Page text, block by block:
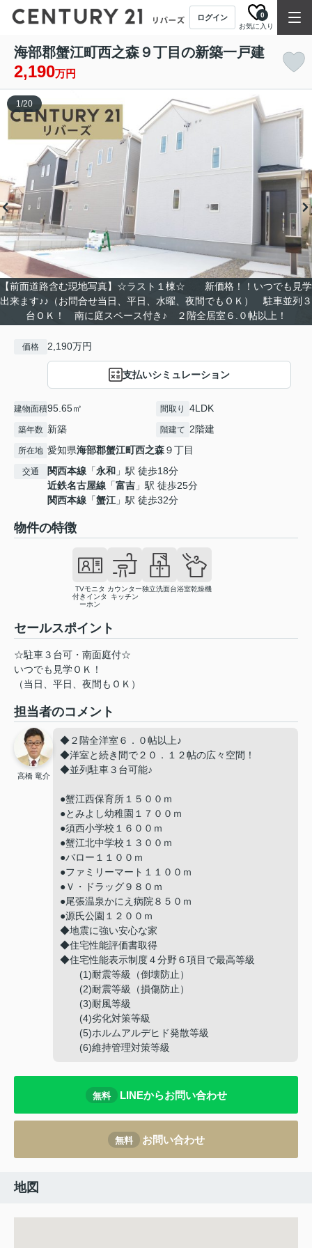
ログイン
お気に入り
0
海部郡蟹江町西之森９丁目の新築一戸建
2,190万円
【前面道路含む現地写真】☆ラスト１棟☆ 新価格！！いつでも見学
出来ます♪♪（お問合せ当日、平日、水曜、夜間でもＯＫ） 駐車並列３
台ＯＫ！ 南に庭スペース付き♪ ２階全居室６.０帖以上！
1/20
価格 2,190万円
支払いシミュレーション
建物面積95.65㎡ 間取り 4LDK
築年数 新築 階建て 2階建
所在地 愛知県海部郡蟹江町西之森９丁目
交通 関西本線 「永和 」駅 徒歩18分
近鉄名古屋線 「富吉 」駅 徒歩25分
関西本線 「蟹江」駅 徒歩32分
物件の特徴
TVモニタ
付きインタ
ーホン
カウンター
キッチン
独立洗面台浴室乾燥機
セールスポイント
☆駐車３台可・南面庭付☆
いつでも見学ＯＫ！
（当日、平日、夜間もＯＫ）
担当者のコメント
高橋 竜介
◆２階全洋室６．０帖以上♪
◆洋室と続き間で２０．１２帖の広々空間！
◆並列駐車３台可能♪
●蟹江西保育所１５００ｍ
●とみよし幼稚園１７００ｍ
●須西小学校１６００ｍ
●蟹江北中学校１３００ｍ
●バロー１１００ｍ
●ファミリーマート１１００ｍ
●Ｖ・ドラッグ９８０ｍ
●尾張温泉かにえ病院８５０ｍ
●源氏公園１２００ｍ
◆地震に強い安心な家
◆住宅性能評価書取得
◆住宅性能表示制度４分野６項目で最高等級
(1)耐震等級（倒壊防止）
(2)耐震等級（損傷防止）
(3)耐風等級
(4)劣化対策等級
(5)ホルムアルデヒド発散等級
(6)維持管理対策等級
無料 LINEからお問い合わせ
無料 お問い合わせ
地図